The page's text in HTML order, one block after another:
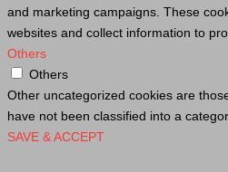
and marketing campaigns. These
websites and collect information to
Others
Others
Other uncategorized cookies are
have not been classified into a
SAVE & ACCEPT